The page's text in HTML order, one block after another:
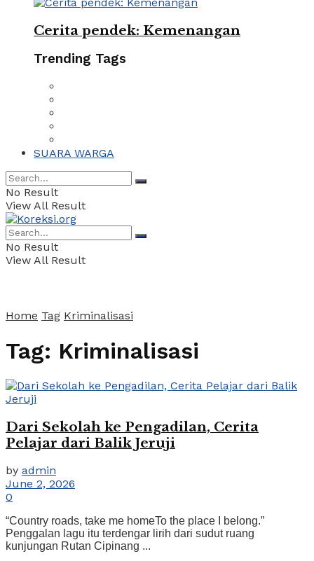
Cerita pendek: Kemenangan
Trending Tags
SUARA WARGA
No Result
View All Result
No Result
View All Result
Home Tag Kriminalisasi
Tag: Kriminalisasi
Dari Sekolah ke Pengadilan, Cerita
Pelajar dari Balik Jeruji
by admin
June 2, 2026
0
“Country roads, take me homeTo the place I belong.”
Penggalan lagu itu terdengar lirih dari sudut ruang
kunjungan Rutan Cipinang ...